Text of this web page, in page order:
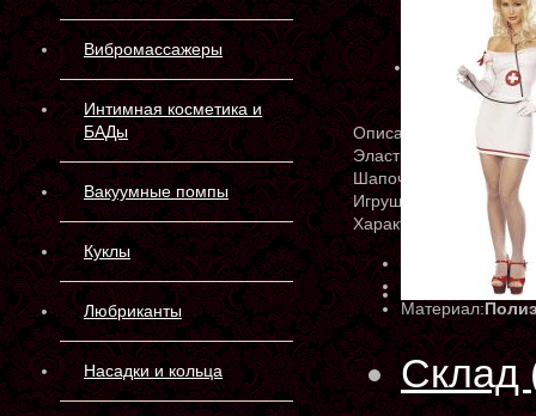
Вибромассажеры
Интимная косметика и
БАДы
Вакуумные помпы
Куклы
Любриканты
Насадки и кольца
Описание
Эластичное
Шапочка медсестры
Игрушечный стетоскоп
Характеристики
96832
Производитель:
Материал:
Склад